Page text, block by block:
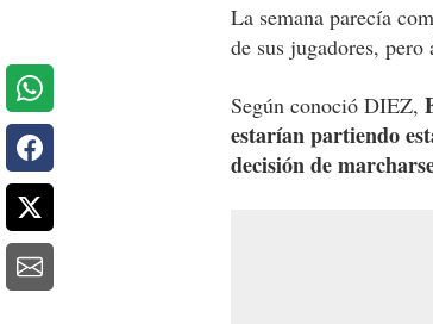
La semana parecía
de sus jugadores, pero
Según conoció DIEZ,
estarían partiendo
decisión de